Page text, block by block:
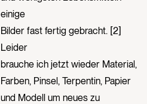
einige
Bilder fast fertig gebracht. [2]
Leider
brauche ich jetzt wieder Material,
Farben, Pinsel, Terpentin, Papier
und Modell um neues zu